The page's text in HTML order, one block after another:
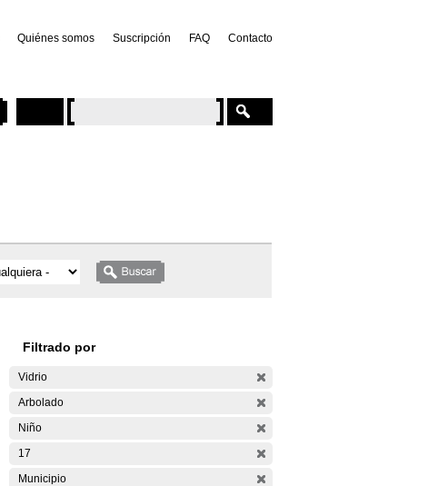
Quiénes somos Suscripción FAQ Contacto
Filtrado por
Vidrio
Arbolado
Niño
17
Municipio